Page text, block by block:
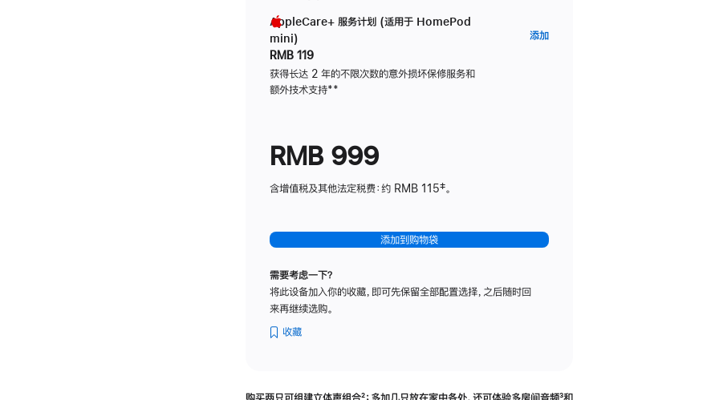
AppleCare+ 服务计划 (适用于 HomePod
mini)
RMB 119
获得长达 2 年的不限次数的意外损坏保修服务和
额外技术支持脚
**
添加AppleCare+
RMB 999
含增值税及其他法定税费：约 RMB 115‡。
添加到购物袋
需要考虑一下？
将此设备加入你的收藏，即可先保留全部配置选择，之后随时回
来再继续选购。
收藏
购买两只可组建立体声组合脚
²；多加几只放在家中各处，还可体验多‍房‍间音频脚
³和